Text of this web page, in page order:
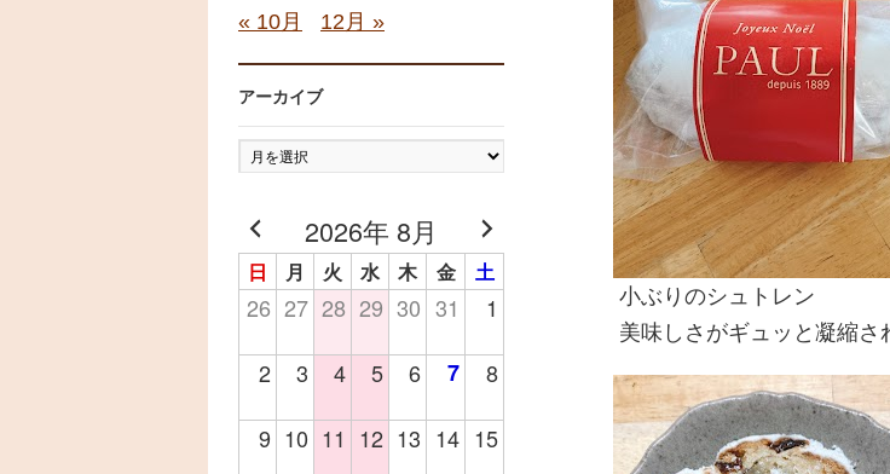
小ぶりのシュトレン
美味しさがギュッと凝縮さ
« 10月
12月 »
アーカイブ
ア
ー
イ
ブ
2026年 8月
日 月 火 水 木 金 土
26 27 28 29 30 31 1
2 3 4 5 6 7 8
9 10 11 12 13 14 15